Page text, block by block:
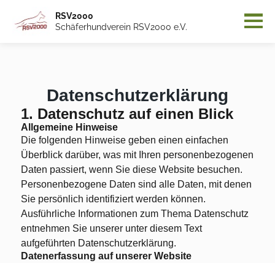
RSV2000
Schäferhundverein RSV2000 e.V.
Datenschutzerklärung
1. Datenschutz auf einen Blick
Allgemeine Hinweise
Die folgenden Hinweise geben einen einfachen
Überblick darüber, was mit Ihren personenbezogenen
Daten passiert, wenn Sie diese Website besuchen.
Personenbezogene Daten sind alle Daten, mit denen
Sie persönlich identifiziert werden können.
Ausführliche Informationen zum Thema Datenschutz
entnehmen Sie unserer unter diesem Text
aufgeführten Datenschutzerklärung.
Datenerfassung auf unserer Website